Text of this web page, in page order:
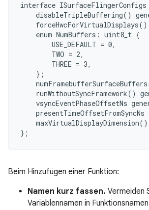
interface
disableTripleBuffering()
    enum NumBuffers: uint8_t {
        USE_DEFAULT = 0,
        TWO = 2,
        THREE = 3,
    };
runWithoutSyncFramework()
vsyncEventPhaseOffsetNs
presentTimeOffsetFromSyncNs
Beim Hinzufügen einer Funktion:
Namen kurz fassen. Vermeiden
Variablennamen in